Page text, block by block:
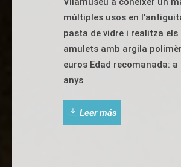
múltiples usos en
pasta de vidre i realitza
amulets amb argila
euros Edad recomanada:
anys
Leer más